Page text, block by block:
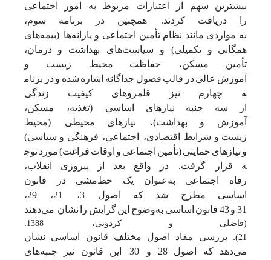
بیشترین
سهم از اعتبارات مربوط به امور
اجتماعی
را
دریافت کردند. همچنین در برنامه
سوم،
به مواردی مانند نظام تأمین اجتماعی و یارانه‌ها (بیمه‌های
همگانی
و تکمیلی) و سیاست‌های بهداشت و درمان،
تأمین
مسکن، حفاظت محیط زیست
و
آموزش عالیدر قالب فصول جداگانه اشاره شده ودر برنام
ه
چهارم نیز قلمروهای کیفیت
زندگی
از
سه جنبه نیازهای
اساسی (تغذیه، مسکن،
آموزش
و بهداشت)، نیازهای
محیطی (محیط
زیست و شرایط اقتصادی، اجتماعی، فرهنگی و سیاسی)
و نیازهای حمایتی(تأمین اجتماعی و اوقات فراغت)موردتوج
ه
قرار گرفت. در واقع بعد از پیروزی
انقلاب،
رفاه
اجتماعی به‌عنوان یک خط‌مشی در
قانون
اساسی
مطرح شد که
اصول 3، 21، 29،
31 و43 قانون اساسی به‌وضوح اینگرایش را نشان می‌دهند
(فاضلی و
کردونی، 1388:
21)
. بررسی مفاد اصول مختلف قانون اساسی
نشان
می‌دهد
که اصول 28 و 30 این قانون نیز
جنبه‌های